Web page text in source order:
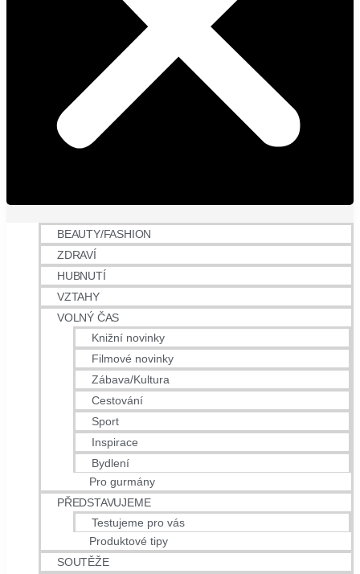
BEAUTY/FASHION
ZDRAVÍ
HUBNUTÍ
VZTAHY
VOLNÝ ČAS
Knižní novinky
Filmové novinky
Zábava/Kultura
Cestování
Sport
Inspirace
Bydlení
Pro gurmány
PŘEDSTAVUJEME
Testujeme pro vás
Produktové tipy
SOUTĚŽE